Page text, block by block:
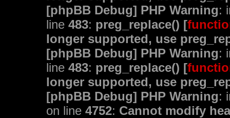
[phpBB Debug] PHP Warning:
line 483: preg_replace() [
longer supported, use
[phpBB Debug] PHP Warning:
line 483: preg_replace() [
longer supported, use
[phpBB Debug] PHP Warning:
on line 4752: Cannot modify